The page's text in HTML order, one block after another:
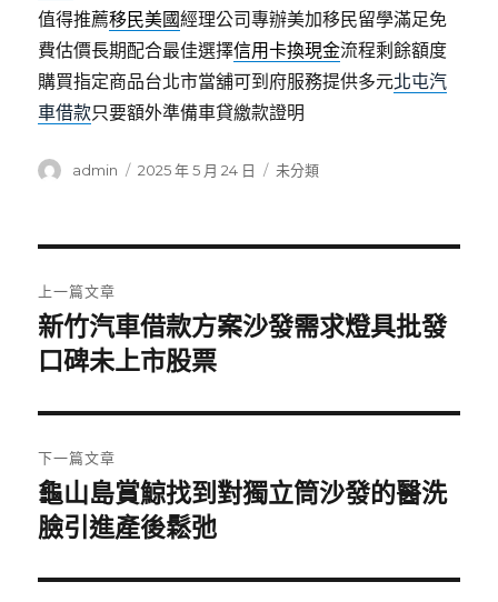
值得推薦移民美國經理公司專辦美加移民留學滿足免
費估價長期配合最佳選擇信用卡換現金流程剩餘額度
購買指定商品台北市當舖可到府服務提供多元北屯汽
車借款只要額外準備車貸繳款證明
作
admin
發
2025 年 5 月 24 日
分
未分類
章
導
覽
上一篇文章
上
一
文
章:
新竹汽車借款方案沙發需求燈具批發
口碑未上市股票
下一篇文章
下
一
文
龜山島賞鯨找到對獨立筒沙發的醫洗
臉引進產後鬆弛